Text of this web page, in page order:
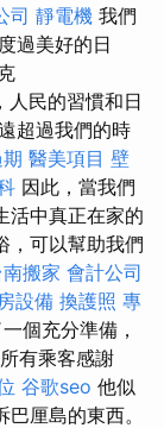
司 靜電機 我們
過美好的日
人民的習慣和日
超過我們的時
醫美項目 壁
因此，當我們
活中真正在家的
，可以幫助我們
南搬家 會計公司
設備 換護照 專
個充分準備，
有乘客感謝
谷歌seo 他似
厘島的東西。